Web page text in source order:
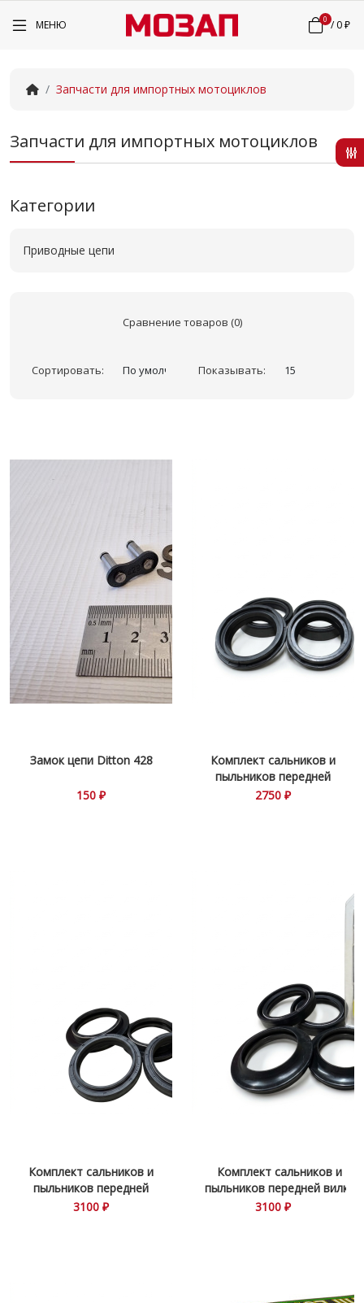
МЕНЮ 0 /0 ₽
Запчасти для импортных мотоциклов
Запчасти для импортных мотоциклов
Категории
Приводные цепи
Сравнение товаров (0)
Сортировать: Показывать:
Замок цепи Ditton 428
150 ₽
Комплект сальников и
пыльников передней
вилки CH56-125 Harley
2750 ₽
Комплект сальников и
пыльников передней
вилки CH56-129
3100 ₽
Комплект сальников и
пыльников передней вилки
CH56-132
3100 ₽